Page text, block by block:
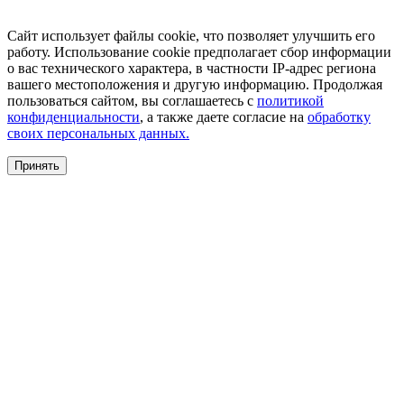
Сайт использует файлы cookie, что позволяет улучшить его
работу. Использование cookie предполагает сбор информации
о вас технического характера, в частности IP-адрес региона
вашего местоположения и другую информацию. Продолжая
пользоваться сайтом, вы соглашаетесь с политикой
конфиденциальности, а также даете согласие на обработку
своих персональных данных.
Принять